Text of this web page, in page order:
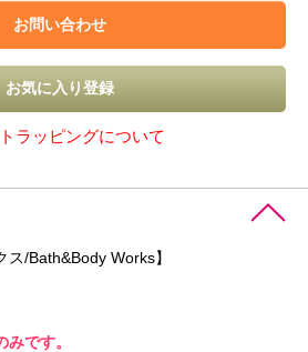
ラッピングについて
ス/Bath&Body Works】
です。